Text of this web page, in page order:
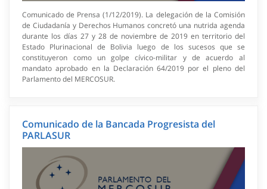
Comunicado de Prensa (1/12/2019). La delegación de la Comisión
de Ciudadanía y Derechos Humanos concretó una nutrida agenda
durante los días 27 y 28 de noviembre de 2019 en territorio del
Estado Plurinacional de Bolivia luego de los sucesos que se
constituyeron como un golpe cívico-militar y de acuerdo al
mandato aprobado en la Declaración 64/2019 por el pleno del
Parlamento del MERCOSUR.
Comunicado de la Bancada Progresista del
PARLASUR